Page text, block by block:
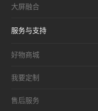
大屏融合
服务与支持
好物商城
我要定制
售后服务